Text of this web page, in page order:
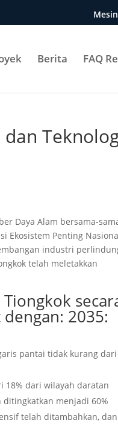
Berita FAQ
Daya Alam bersama-
Ekosistem Penting
industri
telah meletakkan
2035:
pantai tidak kurang
18% dari wilayah daratan
menjadi 60%
telah ditambahkan, dan